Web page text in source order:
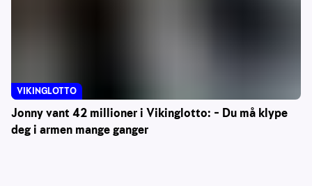
Jonny vant 42 millioner i Vikinglotto: – Du må klype
deg i armen mange ganger
VIKINGLOTTO